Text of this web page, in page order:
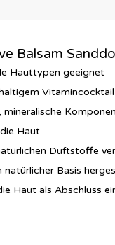
Balsam
Hauttypen geeignet
Vitamincocktail
Haut
Duftstoffe
natürlicher Basis
Haut als Abschluss